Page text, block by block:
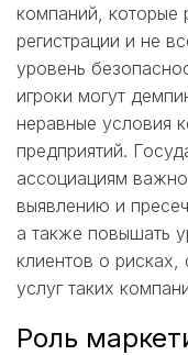
компаний,
регистрации и не
уровень
игроки могут
неравные условия
предприятий.
ассоциациям
выявлению и
а также повышать
клиентов о рисках,
услуг таких
Роль